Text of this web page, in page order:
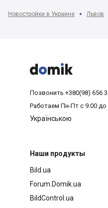
Новостройки в Украине Львов



Позвонить +380(98) 656
Работаем Пн-Пт с 9:00 до
Українською
Наши продукты
Bild.ua
Forum.Domik.ua
BildControl.ua